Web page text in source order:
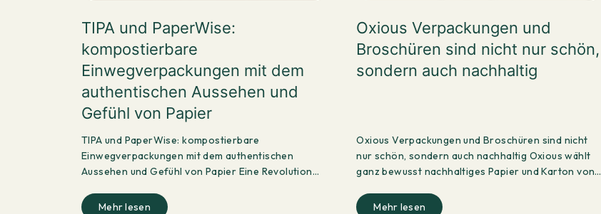
TIPA und PaperWise:
kompostierbare
Einwegverpackungen mit dem
authentischen Aussehen und
Gefühl von Papier
TIPA und PaperWise: kompostierbare
Einwegverpackungen mit dem authentischen
Aussehen und Gefühl von Papier Eine Revolution
Mehr lesen
Oxious Verpackungen und
Broschüren sind nicht nur schön,
sondern auch nachhaltig
Oxious Verpackungen und Broschüren sind nicht
nur schön, sondern auch nachhaltig Oxious wählt
ganz bewusst nachhaltiges Papier und Karton von…
Mehr lesen